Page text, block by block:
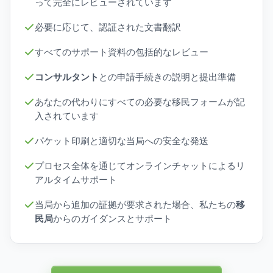
って完全にレビューされています
必要に応じて、認証された文書翻訳
すべてのサポート資料の包括的なレビュー
コンサルタント との申請手続きの説明と提出準備
あなたの代わりにすべての必要な移民フォームが記
入されています
パケット印刷と適切な当局への安全な発送
プロセス全体を通じてオンラインチャットによるリ
アルタイムサポート
当局から追加の証拠が要求された場合、私たちの移
民局からのガイダンスとサポート